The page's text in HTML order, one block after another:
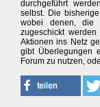
durchgeführt
selbst. Die
wobei denen, die
zugeschickt
Aktionen ins Netz
gibt Überlegungen
Forum zu nutzen,